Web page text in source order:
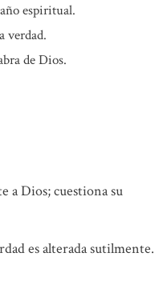
espiritual.
verdad.
de Dios.
a Dios; cuestiona su
es alterada sutilmente.